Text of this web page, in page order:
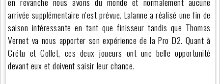
arrivée supplémentaire n'est prévue. Lalanne a réalisé une fin de
saison intéressante en tant que finisseur tandis que Thomas
Vernet va nous apporter son expérience de la Pro D2. Quant à
Crétu et Collet, ces deux joueurs ont une belle opportunité
devant eux et doivent saisir leur chance.